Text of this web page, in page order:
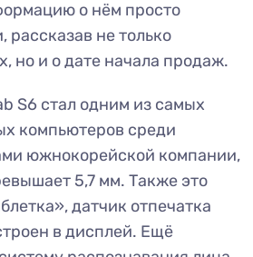
о нём просто
рассказав не только
но и о дате начала продаж.
S6 стал одним из самых
компьютеров среди
южнокорейской компании,
5,7 мм. Также это
датчик отпечатка
в дисплей. Ещё